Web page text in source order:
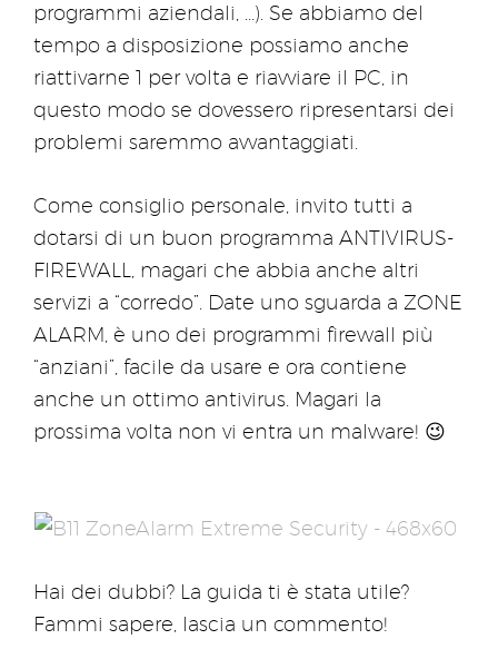
programmi aziendali, …). Se abbiamo del
tempo a disposizione possiamo anche
riattivarne 1 per volta e riavviare il PC, in
questo modo se dovessero ripresentarsi dei
problemi saremmo avvantaggiati.
Come consiglio personale, invito tutti a
dotarsi di un buon programma ANTIVIRUS-
FIREWALL, magari che abbia anche altri
servizi a “corredo”. Date uno sguarda a ZONE
ALARM, è uno dei programmi firewall più
“anziani”, facile da usare e ora contiene
anche un ottimo antivirus. Magari la
prossima volta non vi entra un malware! 😉
Hai dei dubbi? La guida ti è stata utile?
Fammi sapere, lascia un commento!